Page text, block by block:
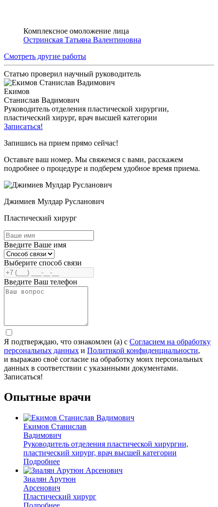
Комплексное омоложение лица
Остринская Татьяна Валентиновна
Смотреть другие работы
Статью проверил научный руководитель
Екимов
Станислав Вадимович
Руководитель отделения пластической хирургии,
пластический хирург, врач высшей категории
Записаться!
Запишись на прием прямо сейчас!
Оставьте ваш номер. Мы свяжемся с вами, расскажем
подробнее о процедуре и подберем удобное время приема.
Джимиев Мулдар Русланович
Пластический хирург
Введите Ваше имя
Выберите способ связи
Введите Ваш телефон
Я подтверждаю, что ознакомлен (а) с Согласием на обработку
персональных данных и Политикой конфиденциальности,
и выражаю своё согласие на обработку моих персональных
данных в соответствии с указанными документами.
Записаться!
Опытные врачи
Екимов Станислав
Вадимович
Руководитель отделения пластической хирургии,
пластический хирург, врач высшей категории
Подробнее
Зиалян Арутюн
Арсенович
Пластический хирург